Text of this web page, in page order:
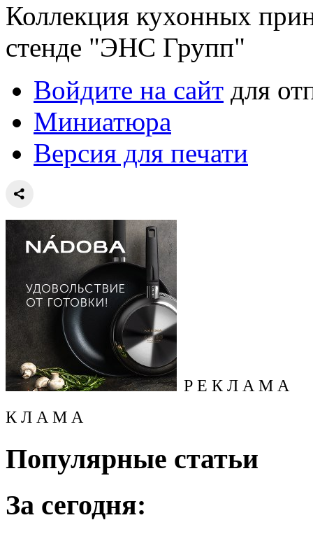
Коллекция кухонных
стенде "ЭНС Групп"
Войдите на сайт для
Миниатюра
Версия для печати
Р Е К Л А М А
К Л А М А
Популярные статьи
За сегодня: